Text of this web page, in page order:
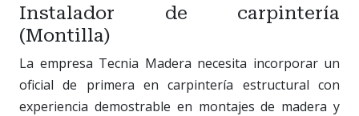
Instalador de carpintería
(Montilla)
La empresa Tecnia Madera necesita incorporar un
oficial de primera en carpintería estructural con
experiencia demostrable en montajes de madera y